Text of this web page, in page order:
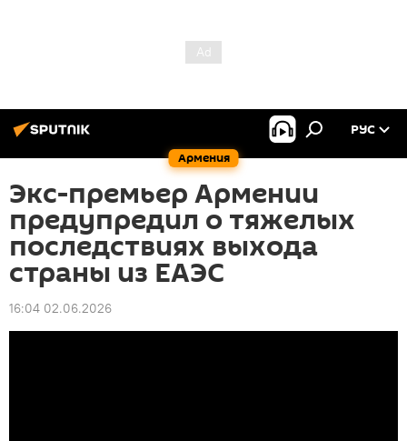
Армения
РУС
Экс-премьер Армении
предупредил о тяжелых
последствиях выхода
страны из ЕАЭС
16:04 02.06.2026